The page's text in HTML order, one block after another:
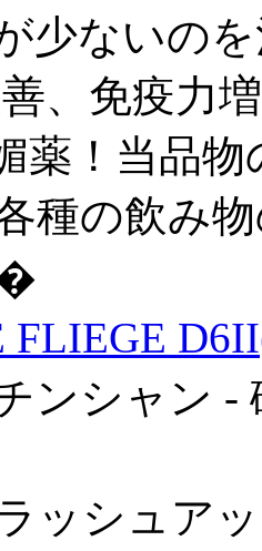
少ないの
、免疫力
薬！当品
種の飲み
�
FLIEGE
ンシャン -
ッシュア